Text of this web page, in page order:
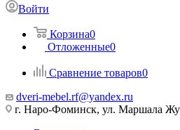
Войти
Корзина0
Отложенные0
Сравнение товаров0
dveri-mebel.rf@yandex.ru
г. Наро-Фоминск, ул. Маршала